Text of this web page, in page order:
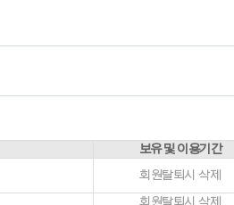
형태의 글, 사진, 동영상 및 각종 파일과 링
반 관례에 따릅니다.
청하여야 합니다.
보유 및 이용기간
회원탈퇴시 삭제
회원탈퇴시 삭제